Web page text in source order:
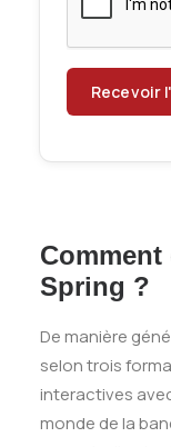
Spring ?
De manière
selon trois
interactives
monde de la